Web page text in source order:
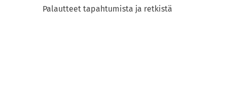
Palautteet tapahtumista ja retkistä